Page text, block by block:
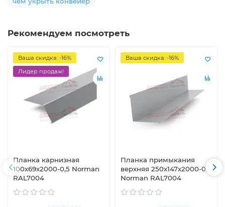
Рекомендуем посмотреть
Ваша скидка: -16%
Лидер продаж!
Планка карнизная
100х69х2000-0,5 Norman
RAL7004
Ваша скидка: -16%
Планка примыкания
верхняя 250х147х2000-0,5
Norman RAL7004